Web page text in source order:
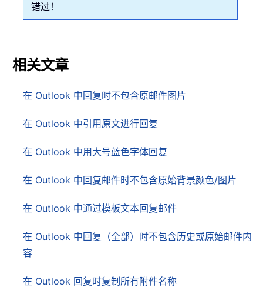
错过！
相关文章
在 Outlook 中回复时不包含原邮件图片
在 Outlook 中引用原文进行回复
在 Outlook 中用大号蓝色字体回复
在 Outlook 中回复邮件时不包含原始背景颜色/图片
在 Outlook 中通过模板文本回复邮件
在 Outlook 中回复（全部）时不包含历史或原始邮件内
容
在 Outlook 回复时复制所有附件名称